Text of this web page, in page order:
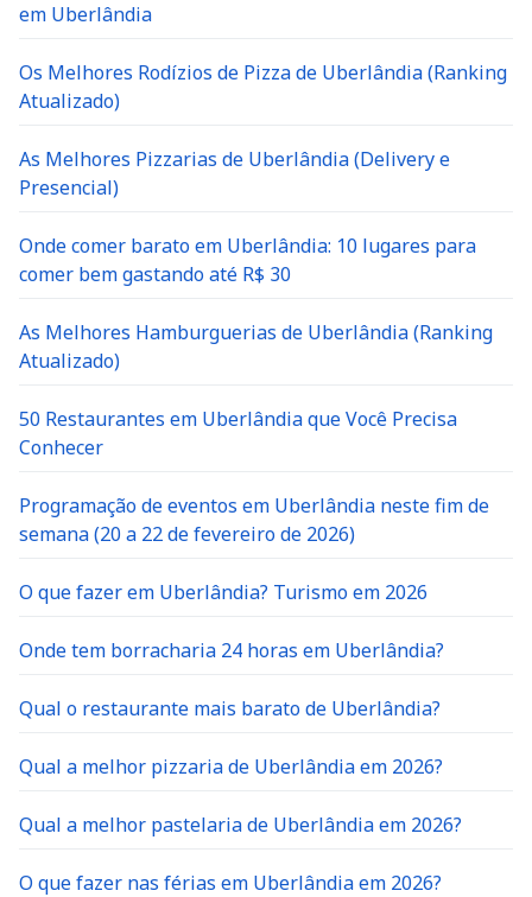
em Uberlândia
Os Melhores Rodízios de Pizza de Uberlândia (Ranking
Atualizado)
As Melhores Pizzarias de Uberlândia (Delivery e
Presencial)
Onde comer barato em Uberlândia: 10 lugares para
comer bem gastando até R$ 30
As Melhores Hamburguerias de Uberlândia (Ranking
Atualizado)
50 Restaurantes em Uberlândia que Você Precisa
Conhecer
Programação de eventos em Uberlândia neste fim de
semana (20 a 22 de fevereiro de 2026)
O que fazer em Uberlândia? Turismo em 2026
Onde tem borracharia 24 horas em Uberlândia?
Qual o restaurante mais barato de Uberlândia?
Qual a melhor pizzaria de Uberlândia em 2026?
Qual a melhor pastelaria de Uberlândia em 2026?
O que fazer nas férias em Uberlândia em 2026?